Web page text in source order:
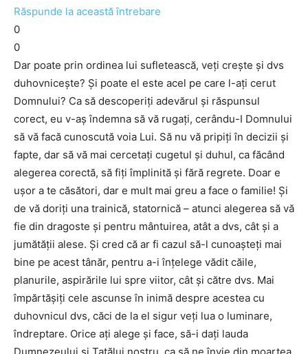
Răspunde la această întrebare
0
0
Dar poate prin ordinea lui sufletească, veţi creşte şi dvs
duhovniceşte? Şi poate el este acel pe care l-aţi cerut
Domnului? Ca să descoperiţi adevărul şi răspunsul
corect, eu v-aş îndemna să vă rugaţi, cerându-I Domnului
să vă facă cunoscută voia Lui. Să nu vă pripiţi în decizii şi
fapte, dar să vă mai cercetaţi cugetul şi duhul, ca făcând
alegerea corectă, să fiţi împlinită şi fără regrete. Doar e
uşor a te căsători, dar e mult mai greu a face o familie! Şi
de vă doriţi una trainică, statornică – atunci alegerea să vă
fie din dragoste şi pentru mântuirea, atât a dvs, cât şi a
jumătăţii alese. Şi cred că ar fi cazul să-l cunoaşteţi mai
bine pe acest tânăr, pentru a-i înţelege vădit căile,
planurile, aspirările lui spre viitor, cât şi către dvs. Mai
împărtăşiţi cele ascunse în inimă despre acestea cu
duhovnicul dvs, căci de la el sigur veţi lua o luminare,
îndreptare. Orice aţi alege şi face, să-i daţi lauda